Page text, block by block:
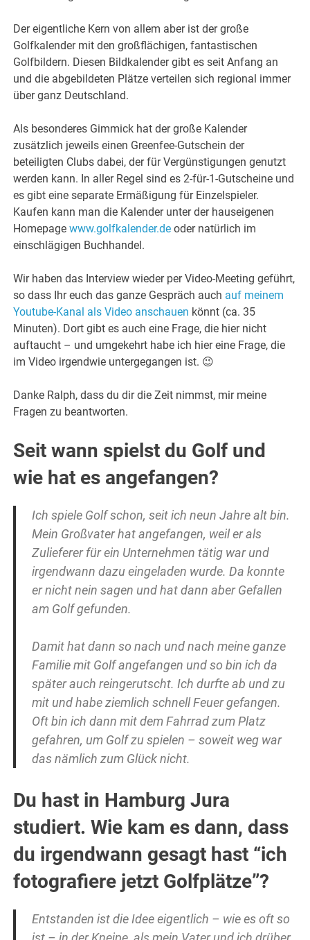
Der eigentliche Kern von allem aber ist der große
Golfkalender mit den großflächigen, fantastischen
Golfbildern. Diesen Bildkalender gibt es seit Anfang an
und die abgebildeten Plätze verteilen sich regional immer
über ganz Deutschland.
Als besonderes Gimmick hat der große Kalender
zusätzlich jeweils einen Greenfee-Gutschein der
beteiligten Clubs dabei, der für Vergünstigungen genutzt
werden kann. In aller Regel sind es 2-für-1-Gutscheine und
es gibt eine separate Ermäßigung für Einzelspieler.
Kaufen kann man die Kalender unter der hauseigenen
Homepagewww.golfkalender.de oder natürlich im
einschlägigen Buchhandel.
Wir haben das Interview wieder per Video-Meeting geführt,
so dass Ihr euch das ganze Gespräch auch auf meinem
Youtube-Kanal als Video anschauen könnt (ca. 35
Minuten). Dort gibt es auch eine Frage, die hier nicht
auftaucht – und umgekehrt habe ich hier eine Frage, die
im Video irgendwie untergegangen ist. 😉
Danke Ralph, dass du dir die Zeit nimmst, mir meine
Fragen zu beantworten.
Seit wann spielst du Golf und
wie hat es angefangen?
Ich spiele Golf schon, seit ich neun Jahre alt bin.
Mein Großvater hat angefangen, weil er als
Zulieferer für ein Unternehmen tätig war und
irgendwann dazu eingeladen wurde. Da konnte
er nicht nein sagen und hat dann aber Gefallen
am Golf gefunden.
Damit hat dann so nach und nach meine ganze
Familie mit Golf angefangen und so bin ich da
später auch reingerutscht. Ich durfte ab und zu
mit und habe ziemlich schnell Feuer gefangen.
Oft bin ich dann mit dem Fahrrad zum Platz
gefahren, um Golf zu spielen – soweit weg war
das nämlich zum Glück nicht.
Du hast in Hamburg Jura
studiert. Wie kam es dann, dass
du irgendwann gesagt hast “ich
fotografiere jetzt Golfplätze”?
Entstanden ist die Idee eigentlich – wie es oft so